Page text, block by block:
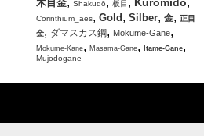
木目金 Shakudō 板目
Corinthium_aes, Gold , Silber, 金, 正目
金, ダマスカス鋼, Mokume-Gane,
Mokume-Kane, Masama-Gane, Itame-Gane,
Mujodogane